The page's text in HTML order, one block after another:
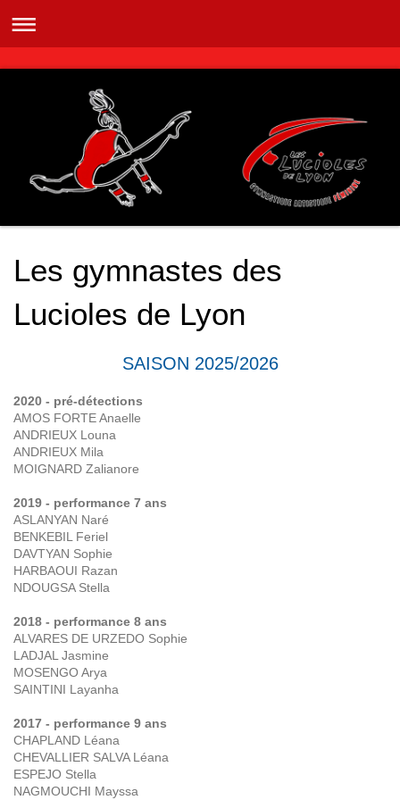
Les gymnastes des
Lucioles de Lyon
SAISON 2025/2026
2020 - pré-détections
AMOS FORTE Anaelle
ANDRIEUX Louna
ANDRIEUX Mila
MOIGNARD Zalianore
2019 - performance 7 ans
ASLANYAN Naré
BENKEBIL Feriel
DAVTYAN Sophie
HARBAOUI Razan
NDOUGSA Stella
2018 - performance 8 ans
ALVARES DE URZEDO Sophie
LADJAL Jasmine
MOSENGO Arya
SAINTINI Layanha
2017 - performance 9 ans
CHAPLAND Léana
CHEVALLIER SALVA Léana
ESPEJO Stella
NAGMOUCHI Mayssa